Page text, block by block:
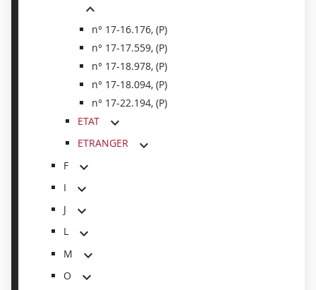
n° 17-16.176, (P)
n° 17-17.559, (P)
n° 17-18.978, (P)
n° 17-18.094, (P)
n° 17-22.194, (P)
ETAT
ETRANGER
F
I
J
L
M
O